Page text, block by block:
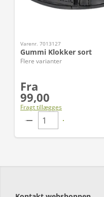
Varenr. 7013127
Gummi Klokker sort
Flere varianter
Fra
99,00
Fragt tillægges